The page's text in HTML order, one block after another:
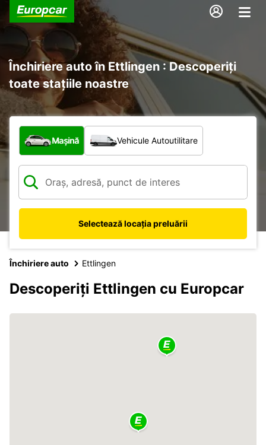
Închiriere auto în Ettlingen : Descoperiți
toate stațiile noastre
Ce tip de vehicul?
Mașină Vehicule Autoutilitare
Selectează locația preluării
Închiriere auto Ettlingen
Descoperiți Ettlingen cu Europcar